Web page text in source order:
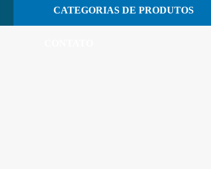
CATEGORIAS DE PRODUTOS